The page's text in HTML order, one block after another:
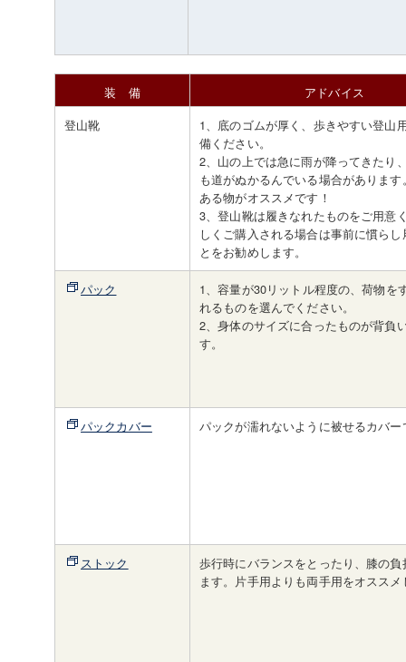
装 備
アドバイス
登山靴
1、底のゴムが厚く、歩きやすい登山
備ください。
2、山の上では急に雨が降ってきたり
も道がぬかるんでいる場合がありま
ある物がオススメです！
3、登山靴は履きなれたものをご用意
しくご購入される場合は事前に慣ら
とをお勧めします。
パック
1、容量が30リットル程度の、荷物を
れるものを選んでください。
2、身体のサイズに合ったものが背負
す。
パックカバー パックが濡れないように被せるカバー
ストック
歩行時にバランスをとったり、膝の
ます。片手用よりも両手用をオスス